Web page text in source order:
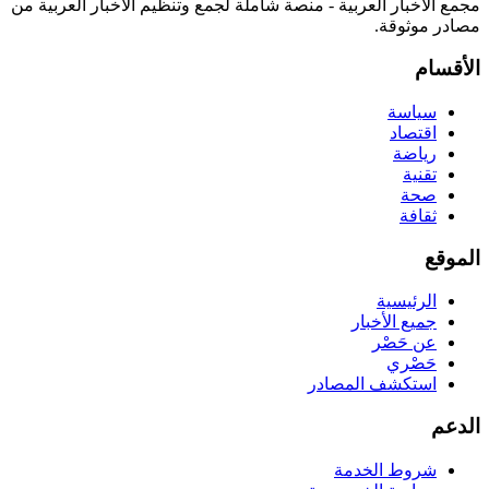
مجمع الأخبار العربية - منصة شاملة لجمع وتنظيم الأخبار العربية من
مصادر موثوقة.
الأقسام
سياسة
اقتصاد
رياضة
تقنية
صحة
ثقافة
الموقع
الرئيسية
جميع الأخبار
عن حَصْر
حَصْري
استكشف المصادر
الدعم
شروط الخدمة